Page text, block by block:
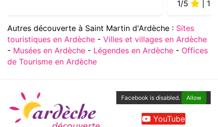
1/5
| 1
Autres découverte à Saint Martin d'Ardèche : Sites
touristiques en Ardèche - Villes et villages en Ardèche
- Musées en Ardèche - Légendes en Ardèche - Offices
de Tourisme en Ardèche
Facebook is disabled. Allow
YouTube